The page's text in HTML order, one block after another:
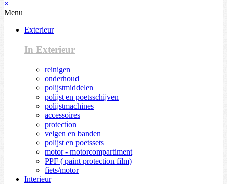
×
Menu
Exterieur
In Exterieur
reinigen
onderhoud
polijstmiddelen
polijst en poetsschijven
polijstmachines
accessoires
protection
velgen en banden
polijst en poetssets
motor - motorcompartiment
PPF ( paint protection film)
fiets/motor
Interieur